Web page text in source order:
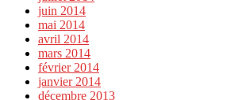
juin 2014
mai 2014
avril 2014
mars 2014
février 2014
janvier 2014
décembre 2013